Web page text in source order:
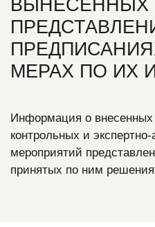
ВЫНЕСЕННЫХ
МЕРАХ ПО ИХ
Информация о внесенных
контрольных и
мероприятий
принятых по ним